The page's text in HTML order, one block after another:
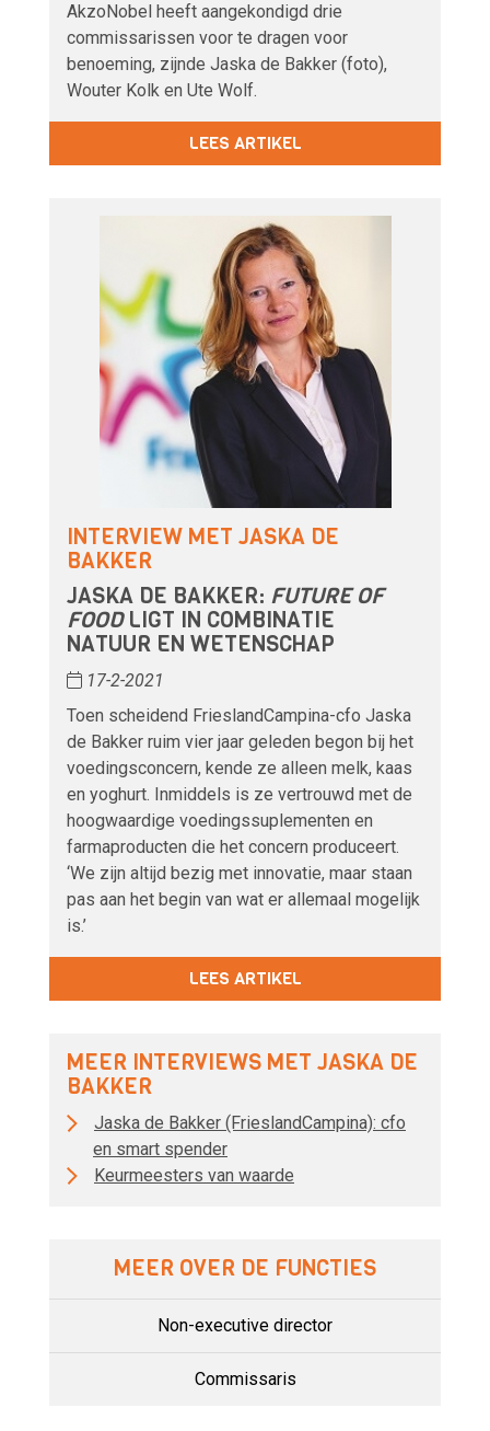
AkzoNobel heeft aangekondigd drie
commissarissen voor te dragen voor
benoeming, zijnde Jaska de Bakker (foto),
Wouter Kolk en Ute Wolf.
LEES ARTIKEL
INTERVIEW MET JASKA DE
BAKKER
JASKA DE BAKKER: FUTURE OF
FOODLIGT IN COMBINATIE
NATUUR EN WETENSCHAP
17-2-2021
Toen scheidend FrieslandCampina-cfo Jaska
de Bakker ruim vier jaar geleden begon bij het
voedingsconcern, kende ze alleen melk, kaas
en yoghurt. Inmiddels is ze vertrouwd met de
hoogwaardige voedingssuplementen en
farmaproducten die het concern produceert.
‘We zijn altijd bezig met innovatie, maar staan
pas aan het begin van wat er allemaal mogelijk
is.’
LEES ARTIKEL
MEER INTERVIEWS MET JASKA DE
BAKKER
Jaska de Bakker (FrieslandCampina): cfo
en smart spender
Keurmeesters van waarde
MEER OVER DE FUNCTIES
Non-executive director
Commissaris